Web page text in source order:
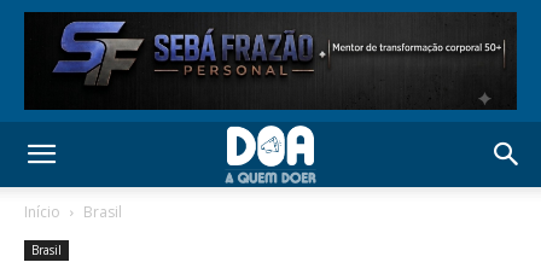
Início Brasil
Brasil